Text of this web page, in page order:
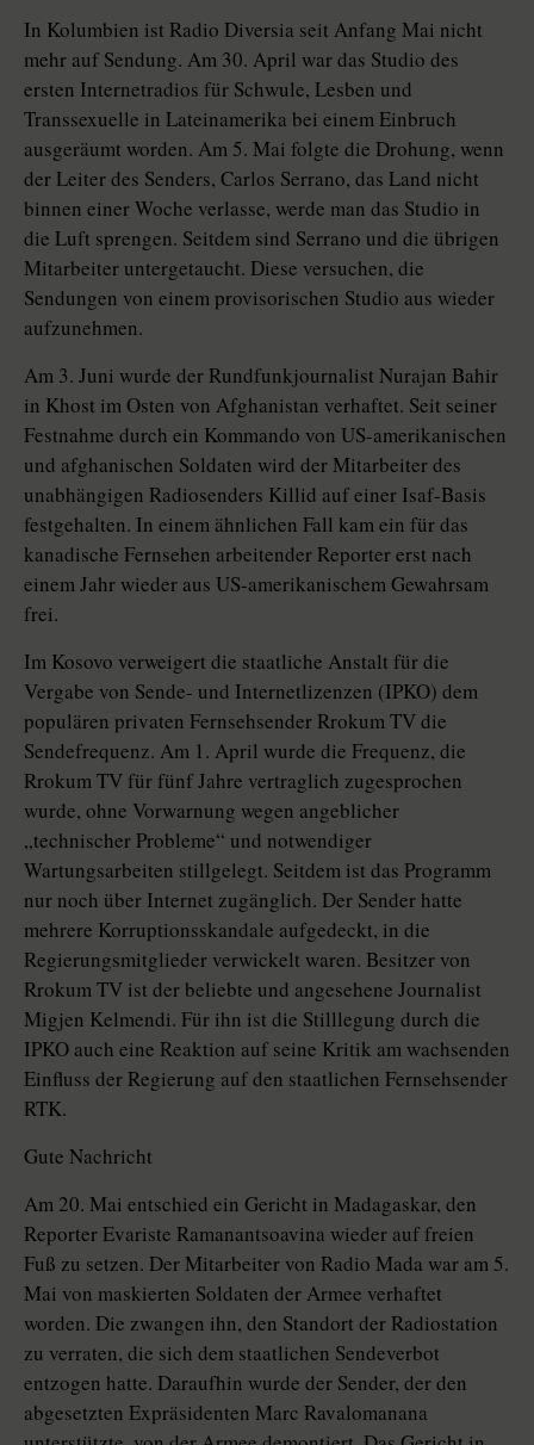
In Kolumbien ist Radio Diversia seit Anfang Mai nicht
mehr auf Sendung. Am 30. April war das Studio des
ersten Internetradios für Schwule, Lesben und
Transsexuelle in Lateinamerika bei einem Einbruch
ausgeräumt worden. Am 5. Mai folgte die Drohung, wenn
der Leiter des Senders, Carlos Serrano, das Land nicht
binnen einer Woche verlasse, werde man das Studio in
die Luft sprengen. Seitdem sind Serrano und die übrigen
Mitarbeiter untergetaucht. Diese versuchen, die
Sendungen von einem provisorischen Studio aus wieder
aufzunehmen.
Am 3. Juni wurde der Rundfunkjournalist Nurajan Bahir
in Khost im Osten von Afghanistan verhaftet. Seit seiner
Festnahme durch ein Kommando von US-amerikanischen
und afghanischen Soldaten wird der Mitarbeiter des
unabhängigen Radiosenders Killid auf einer Isaf-Basis
festgehalten. In einem ähnlichen Fall kam ein für das
kanadische Fernsehen arbeitender Reporter erst nach
einem Jahr wieder aus US-amerikanischem Gewahrsam
frei.
Im Kosovo verweigert die staatliche Anstalt für die
Vergabe von Sende- und Internetlizenzen (IPKO) dem
populären privaten Fernsehsender Rrokum TV die
Sendefrequenz. Am 1. April wurde die Frequenz, die
Rrokum TV für fünf Jahre vertraglich zugesprochen
wurde, ohne Vorwarnung wegen angeblicher
„technischer Probleme“ und notwendiger
Wartungsarbeiten stillgelegt. Seitdem ist das Programm
nur noch über Internet zugänglich. Der Sender hatte
mehrere Korruptionsskandale aufgedeckt, in die
Regierungsmitglieder verwickelt waren. Besitzer von
Rrokum TV ist der beliebte und angesehene Journalist
Migjen Kelmendi. Für ihn ist die Stilllegung durch die
IPKO auch eine Reaktion auf seine Kritik am wachsenden
Einfluss der Regierung auf den staatlichen Fernsehsender
RTK.
Gute Nachricht
Am 20. Mai entschied ein Gericht in Madagaskar, den
Reporter Evariste Ramanantsoavina wieder auf freien
Fuß zu setzen. Der Mitarbeiter von Radio Mada war am 5.
Mai von maskierten Soldaten der Armee verhaftet
worden. Die zwangen ihn, den Standort der Radiostation
zu verraten, die sich dem staatlichen Sendeverbot
entzogen hatte. Daraufhin wurde der Sender, der den
abgesetzten Expräsidenten Marc Ravalomanana